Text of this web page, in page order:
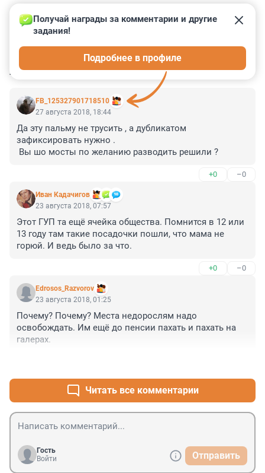
КОММЕНТАРИИ 24
FB_125327901718510
Получай награды за комментарии и другие
задания!
Подробнее в профиле
27 августа 2018, 18:44
Да эту пальму не трусить , а дубликатом
зафиксировать нужно .
Вы шо мосты по желанию разводить решили ?
+0 –0
Иван Кадачигов
23 августа 2018, 07:57
Этот ГУП та ещё ячейка общества. Помнится в 12 или
13 году там такие посадочки пошли, что мама не
горюй. И ведь было за что.
+0 –0
Edrosos_Razvorov
23 августа 2018, 01:25
Почему? Почему? Места недорослям надо
освобождать. Им ещё до пенсии пахать и пахать на
галерах.
Читать все комментарии
Гость
Войти
Отправить